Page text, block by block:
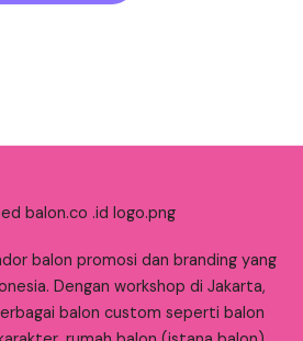
balon promosi dan branding yang
Dengan workshop di Jakarta,
balon custom seperti balon